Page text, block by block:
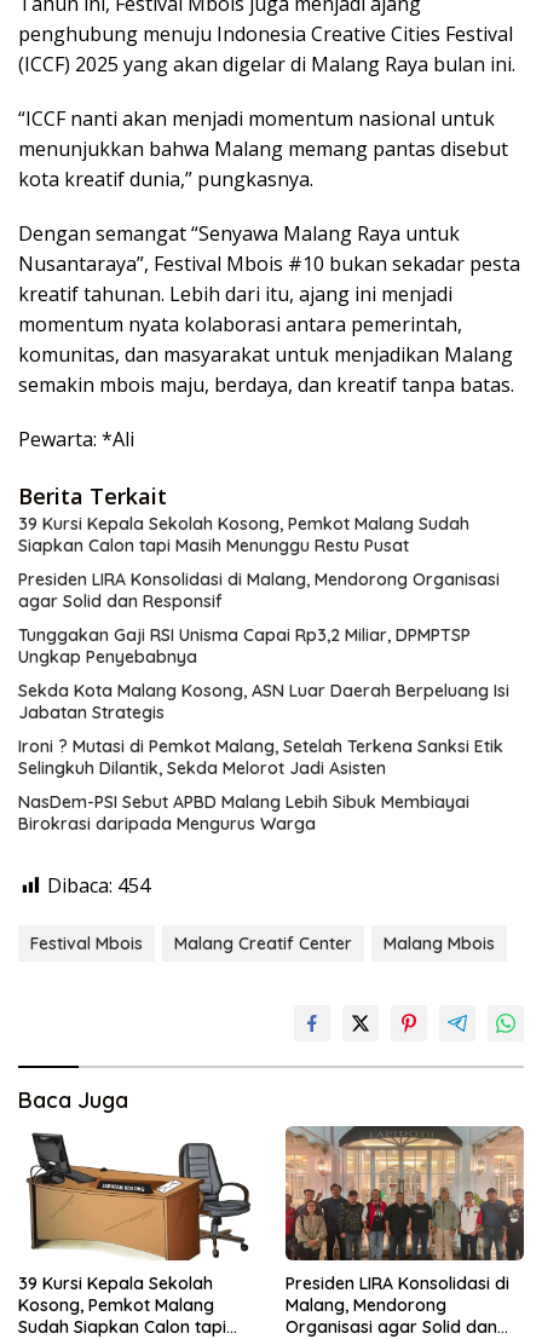
penghubung menuju Indonesia Creative Cities Festival
(ICCF) 2025 yang akan digelar di Malang Raya bulan ini.
“ICCF nanti akan menjadi momentum nasional untuk
menunjukkan bahwa Malang memang pantas disebut
kota kreatif dunia,” pungkasnya.
Dengan semangat “Senyawa Malang Raya untuk
Nusantaraya”, Festival Mbois #10 bukan sekadar pesta
kreatif tahunan. Lebih dari itu, ajang ini menjadi
momentum nyata kolaborasi antara pemerintah,
komunitas, dan masyarakat untuk menjadikan Malang
semakin mbois maju, berdaya, dan kreatif tanpa batas.
Pewarta: *Ali
Berita Terkait
39 Kursi Kepala Sekolah Kosong, Pemkot Malang Sudah
Siapkan Calon tapi Masih Menunggu Restu Pusat
Presiden LIRA Konsolidasi di Malang, Mendorong Organisasi
agar Solid dan Responsif
Tunggakan Gaji RSI Unisma Capai Rp3,2 Miliar, DPMPTSP
Ungkap Penyebabnya
Sekda Kota Malang Kosong, ASN Luar Daerah Berpeluang Isi
Jabatan Strategis
Ironi ? Mutasi di Pemkot Malang, Setelah Terkena Sanksi Etik
Selingkuh Dilantik, Sekda Melorot Jadi Asisten
NasDem-PSI Sebut APBD Malang Lebih Sibuk Membiayai
Birokrasi daripada Mengurus Warga
Dibaca: 454
Festival Mbois Malang Creatif Center Malang Mbois
Baca Juga
39 Kursi Kepala Sekolah
Kosong, Pemkot Malang
Sudah Siapkan Calon tapi
Presiden LIRA Konsolidasi di
Malang, Mendorong
Organisasi agar Solid dan